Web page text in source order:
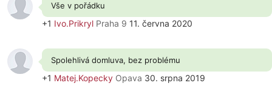
Vše v pořádku
+1 Ivo.Prikryl Praha 9 11. června 2020
Spolehlivá domluva, bez problému
+1 Matej.Kopecky Opava 30. srpna 2019